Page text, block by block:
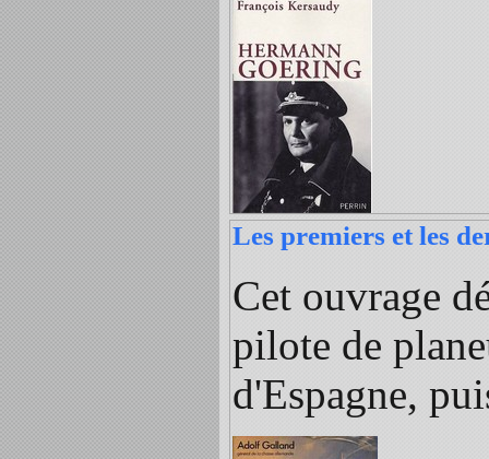
Les premiers et les
Cet ouvrage
pilote de
d'Espagne,